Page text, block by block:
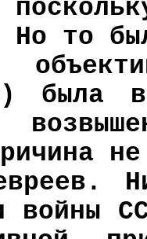
Но то
была
войны